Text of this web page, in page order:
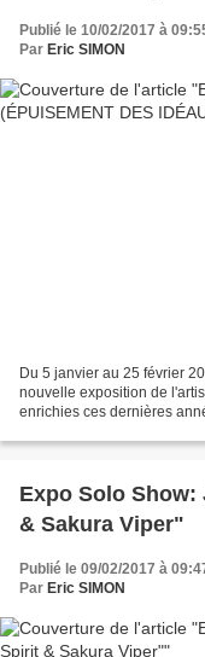
Publié le 10/02/2017 à
Par Eric SIMON
Du 5 janvier au 25 février
nouvelle exposition de
enrichies ces dernières
Expo Solo Show:
& Sakura Viper"
Publié le 09/02/2017 à
Par Eric SIMON